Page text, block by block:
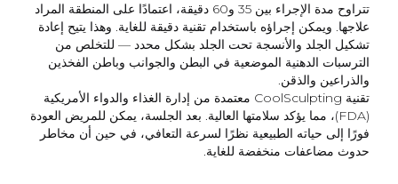
تتراوح مدة الإجراء بين 35 و60 دقيقة، اعتمادًا على المنطقة المراد
علاجها. ويمكن إجراؤه باستخدام تقنية دقيقة للغاية. وهذا يتيح إعادة
تشكيل الجلد والأنسجة تحت الجلد بشكل محدد — للتخلص من
الترسبات الدهنية الموضعية في البطن والجوانب وباطن الفخذين
والذراعين والذقن.
تقنية CoolSculpting معتمدة من إدارة الغذاء والدواء الأمريكية
(FDA)، مما يؤكد سلامتها العالية. بعد الجلسة، يمكن للمريض العودة
فورًا إلى حياته الطبيعية نظرًا لسرعة التعافي، في حين أن مخاطر
حدوث مضاعفات منخفضة للغاية.